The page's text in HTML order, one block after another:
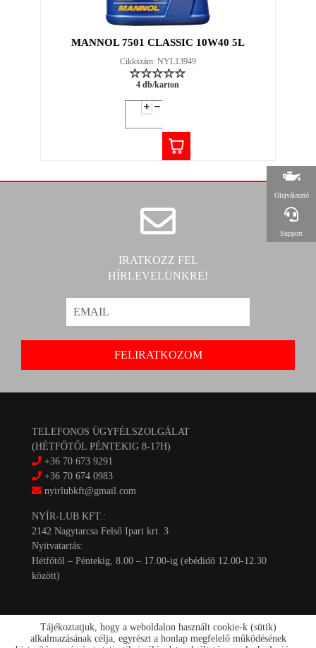
MANNOL 7501 CLASSIC 10W40 5L
Cikkszám: NYL13949
4 db/karton
IRATKOZZ FEL
HÍRLEVELÜNKRE!
TELEFONOS ÜGYFÉLSZOLGÁLAT
(HÉTFŐTŐL PÉNTEKIG 8-17H)
+36 70 673 9291
+36 70 674 0983
nyirlubkft@gmail.com
NYÍR-LUB KFT.:
2142 Nagytarcsa Felső Ipari krt. 3
Nyitvatartás:
Hétfőtől – Péntekig, 8.00 – 17.00-ig (ebédidő 12.00-12.30
között)
Olajválasztó
Support
Tájékoztatjuk, hogy a weboldalon használt cookie-k (sütik)
alkalmazásának célja, egyrészt a honlap megfelelő működésének